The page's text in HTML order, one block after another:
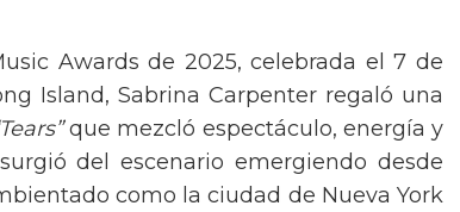
Awards de 2025, celebrada el 7 de
Island, Sabrina Carpenter regaló una
que mezcló espectáculo, energía y
del escenario emergiendo desde
como la ciudad de Nueva York